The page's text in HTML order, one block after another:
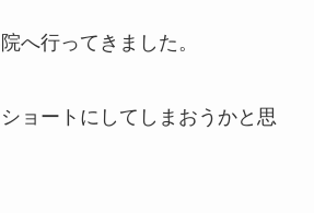
へ行ってきました。
ョートにしてしまおうかと思